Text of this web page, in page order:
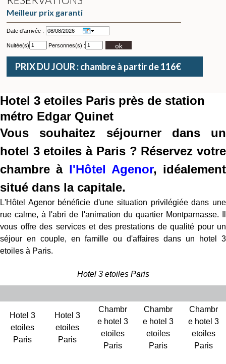
Meilleur prix garanti
Date d'arrivée :
Nuitée(s) Personnes(s) : ok
PRIX DU JOUR : chambre à partir de 116€
Hotel 3 etoiles Paris près de station
métro Edgar Quinet
Vous souhaitez séjourner dans un
hotel 3 etoiles à Paris ? Réservez votre
chambre à l'Hôtel Agenor, idéalement
situé dans la capitale.
L'Hôtel Agenor bénéficie d'une situation privilégiée dans une
rue calme, à l'abri de l'animation du quartier Montparnasse. Il
vous offre des services et des prestations de qualité pour un
séjour en couple, en famille ou d'affaires dans un hotel 3
etoiles à Paris.
Hotel 3 etoiles Paris
Hotel 3
etoiles
Paris
Hotel 3
etoiles
Paris
Chambr
e hotel 3
etoiles
Paris
Chambr
e hotel 3
etoiles
Paris
Chambr
e hotel 3
etoiles
Paris